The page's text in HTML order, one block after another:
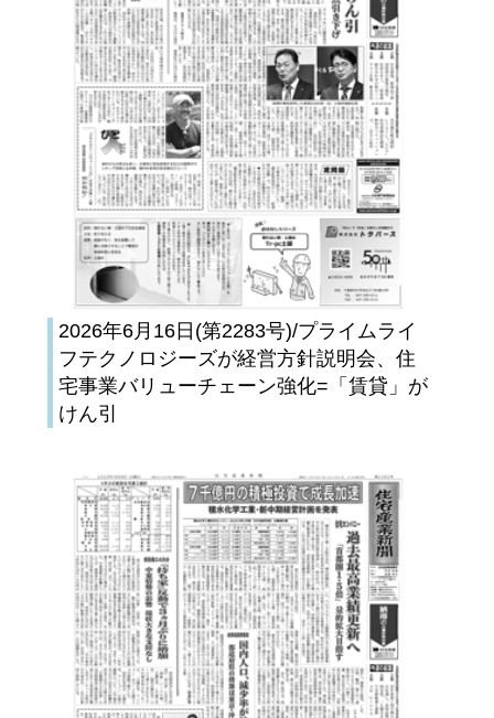
2026年6月16日(第2283号)/プライムライ
フテクノロジーズが経営方針説明会、住
宅事業バリューチェーン強化=「賃貸」が
けん引